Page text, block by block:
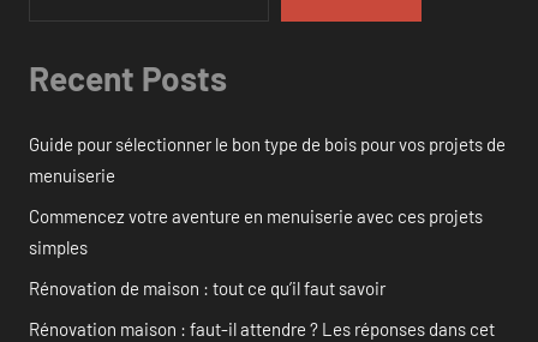
Recent Posts
Guide pour sélectionner le bon type de bois pour vos projets de
menuiserie
Commencez votre aventure en menuiserie avec ces projets
simples
Rénovation de maison : tout ce qu’il faut savoir
Rénovation maison : faut-il attendre ? Les réponses dans cet